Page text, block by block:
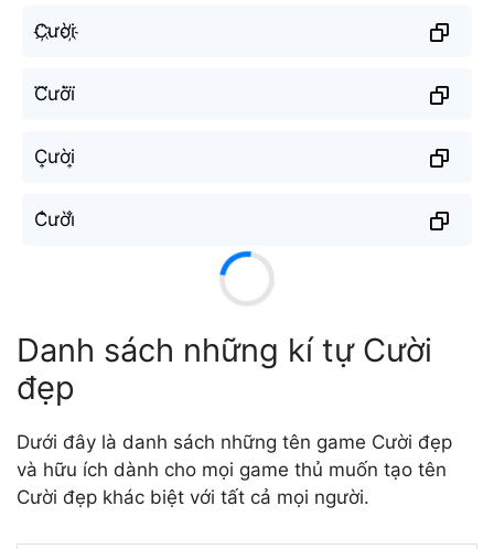
C҉ười҉
C⃜ười⃜
C͎ười͎
C̐ười̐
Danh sách những kí tự Cười
đẹp
Dưới đây là danh sách những tên game Cười đẹp
và hữu ích dành cho mọi game thủ muốn tạo tên
Cười đẹp khác biệt với tất cả mọi người.